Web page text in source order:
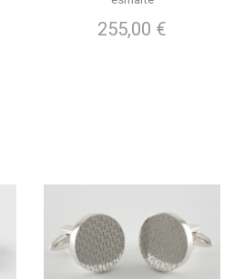
255,00 €